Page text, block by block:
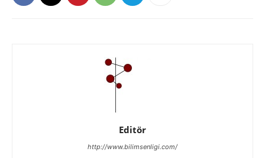
Editör
http://www.bilimsenligi.com/